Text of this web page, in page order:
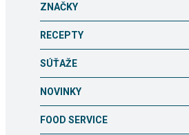
ZNAČKY
RECEPTY
SÚŤAŽE
NOVINKY
FOOD SERVICE